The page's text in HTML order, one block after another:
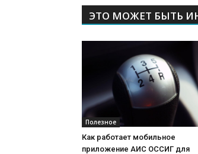
ЭТО МОЖЕТ БЫТЬ
Полезное
Как работает мобильное
приложение АИС ОССИГ для